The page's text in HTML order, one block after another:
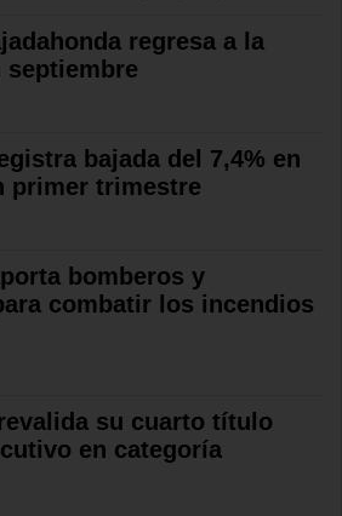
regresa a la
septiembre
bajada del 7,4% en
primer trimestre
bomberos y
combatir los incendios
su cuarto título
en categoría